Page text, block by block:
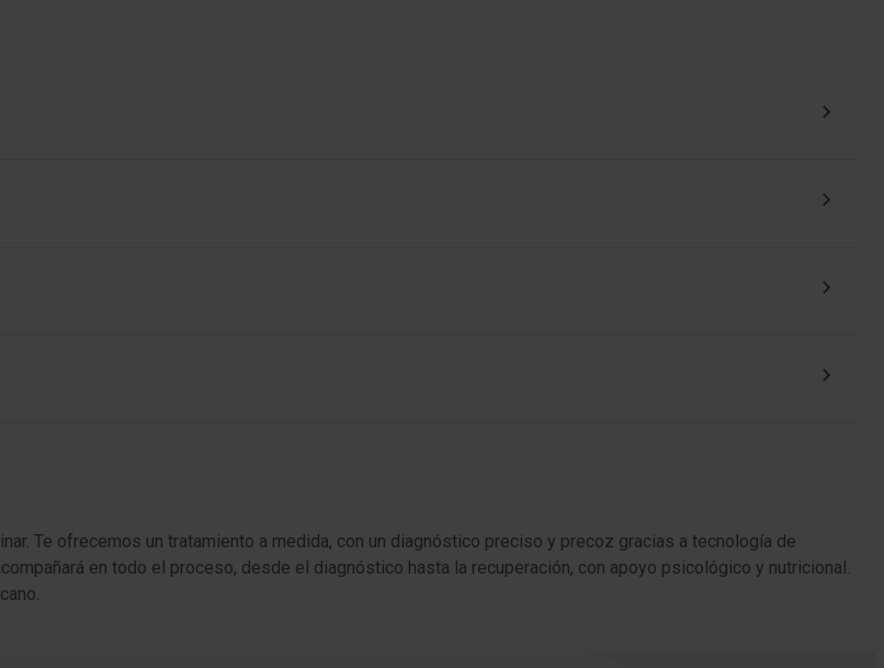
Te ofrecemos un tratamiento a medida, con un diagnóstico preciso y precoz gracias a tecnología de
en todo el proceso, desde el diagnóstico hasta la recuperación, con apoyo psicológico y nutricional.